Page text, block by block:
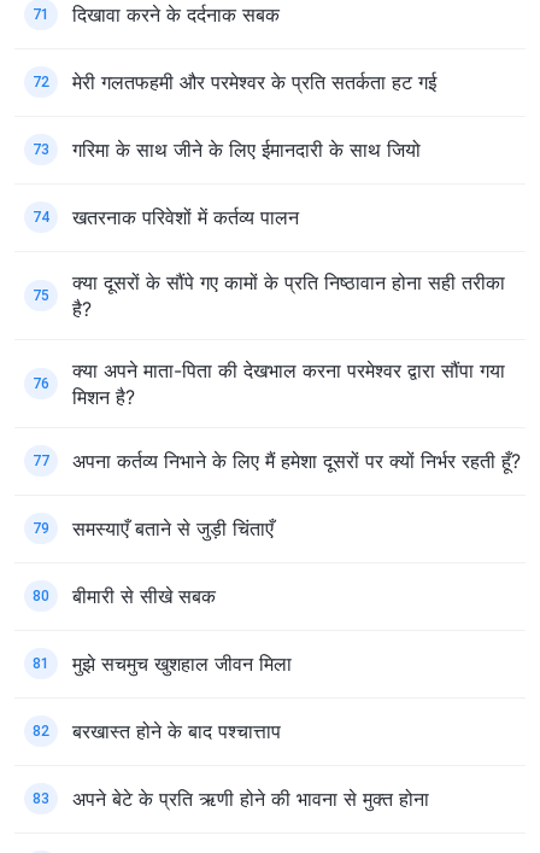
71 दिखावा करने के दर्दनाक सबक
72 मेरी गलतफहमी और परमेश्वर के प्रति सतर्कता हट गई
73 गरिमा के साथ जीने के लिए ईमानदारी के साथ जियो
74 खतरनाक परिवेशों में कर्तव्य पालन
75
क्या दूसरों के सौंपे गए कामों के प्रति निष्ठावान होना सही तरीका
है?
76
क्या अपने माता-पिता की देखभाल करना परमेश्वर द्वारा सौंपा गया
मिशन है?
77 अपना कर्तव्य निभाने के लिए मैं हमेशा दूसरों पर क्यों निर्भर रहती हूँ?
79 समस्याएँ बताने से जुड़ी चिंताएँ
80 बीमारी से सीखे सबक
81 मुझे सचमुच खुशहाल जीवन मिला
82 बरखास्त होने के बाद पश्चात्ताप
83 अपने बेटे के प्रति ऋणी होने की भावना से मुक्त होना